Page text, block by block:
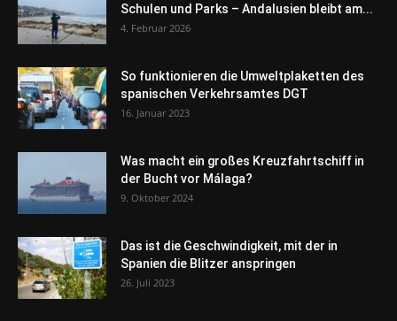
Schulen und Parks – Andalusien bleibt am...
4. Februar 2026
So funktionieren die Umweltplaketten des
spanischen Verkehrsamtes DGT
16. Januar 2023
Was macht ein großes Kreuzfahrtschiff in
der Bucht vor Málaga?
9. Oktober 2024
Das ist die Geschwindigkeit, mit der in
Spanien die Blitzer anspringen
26. Juli 2023